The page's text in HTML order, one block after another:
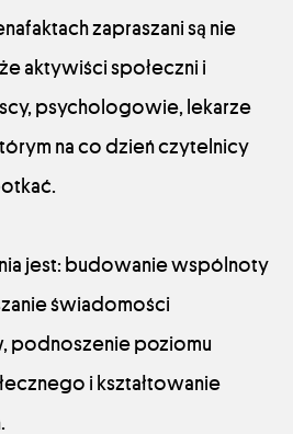
zapraszani są nie
aktywiści społeczni i
psychologowie, lekarze
na co dzień czytelnicy
jest: budowanie wspólnoty
świadomości
podnoszenie poziomu
i kształtowanie